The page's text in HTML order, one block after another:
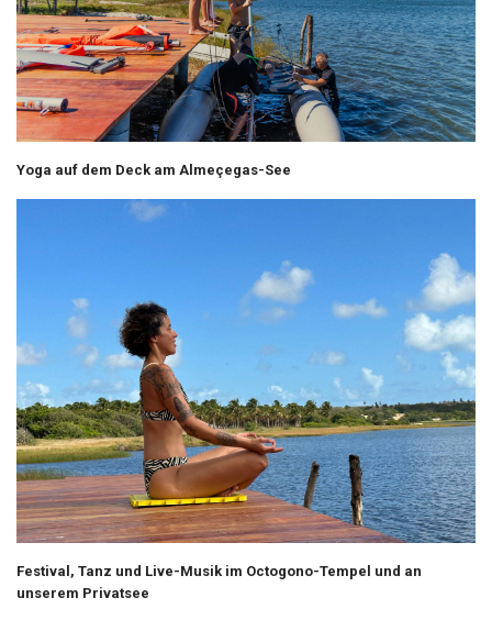
Yoga auf dem Deck am Almeçegas-See
Festival, Tanz und Live-Musik im Octogono-Tempel und an
unserem Privatsee